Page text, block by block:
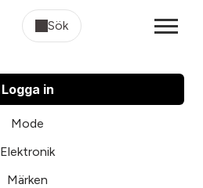
Sök
Logga in
Mode
Elektronik
Märken